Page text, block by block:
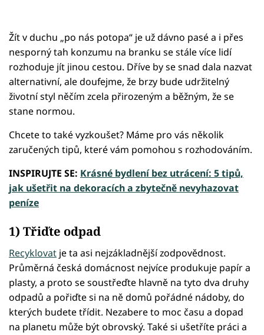
Žít v duchu „po nás potopa“ je už dávno pasé a i přes
nesporný tah konzumu na branku se stále více lidí
rozhoduje jít jinou cestou. Dříve by se snad dala nazvat
alternativní, ale doufejme, že brzy bude udržitelný
životní styl něčím zcela přirozeným a běžným, že se
stane normou.
Chcete to také vyzkoušet? Máme pro vás několik
zaručených tipů, které vám pomohou s rozhodováním.
INSPIRUJTE SE: Krásné bydlení bez utrácení: 5 tipů,
jak ušetřit na dekoracích a zbytečně nevyhazovat
peníze
1) Třiďte odpad
Recyklovat je ta asi nejzákladnější zodpovědnost.
Průměrná česká domácnost nejvíce produkuje papír a
plasty, a proto se soustřeďte hlavně na tyto dva druhy
odpadů a pořiďte si na ně domů pořádné nádoby, do
kterých budete třídit. Nezabere to moc času a dopad
na planetu může být obrovský. Také si ušetříte práci a